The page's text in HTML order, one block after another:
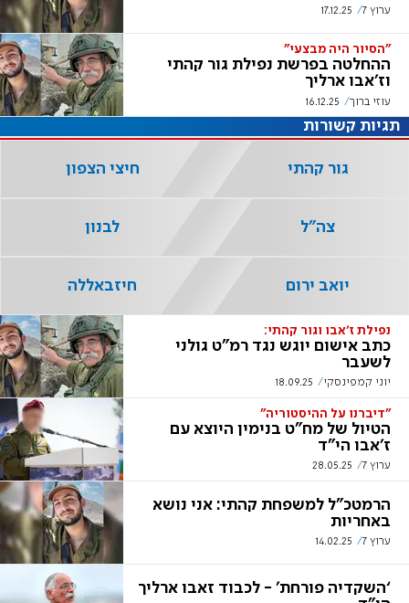
ערוץ 7 17.12.25
"הסיור היה מבצעי"
ההחלטה בפרשת נפילת גור קהתי
וז'אבו ארליך
עוזי ברוך 16.12.25
נפילת ז'אבו וגור קהתי:
כתב אישום יוגש נגד רמ"ט גולני
לשעבר
יוני קמפינסקי 18.09.25
"דיברנו על ההיסטוריה"
הטיול של מח"ט בנימין היוצא עם
ז'אבו הי"ד
ערוץ 7 28.05.25
הרמטכ"ל למשפחת קהתי: אני נושא
באחריות
ערוץ 7 14.02.25
‘השקדיה פורחת’ - לכבוד זאבו ארליך
תגיות קשורות
גור קהתי חיצי הצפון
צה"ל לבנון
יואב ירום חיזבאללה